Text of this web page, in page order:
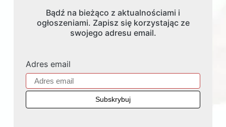
Bądź na bieżąco z aktualnościami i
ogłoszeniami. Zapisz się korzystając ze
swojego adresu email.
Adres email